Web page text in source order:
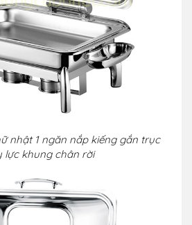
nhật 1 ngăn nắp kiếng gắn trục
lực khung chân rời